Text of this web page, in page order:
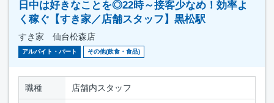
日中は好きなことを◎22時～接客少なめ！効率よ
く稼ぐ【すき家／店舗スタッフ】黒松駅
すき家 仙台松森店
アルバイト・パート その他(飲食・食品)
職種 店舗内スタッフ